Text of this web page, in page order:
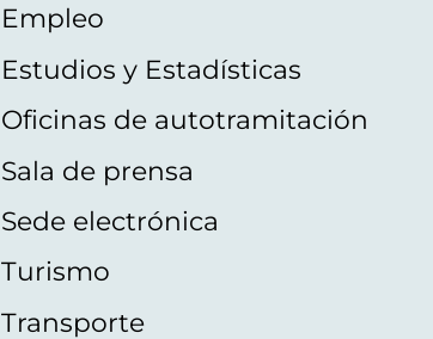
Empleo
Estudios y Estadísticas
Oficinas de autotramitación
Sala de prensa
Sede electrónica
Turismo
Transporte